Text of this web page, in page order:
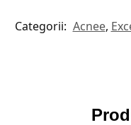
Categorii: Acnee,